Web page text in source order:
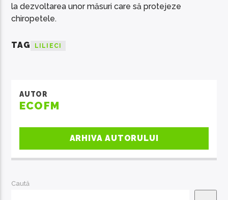
la dezvoltarea unor măsuri care să protejeze
chiropetele.
TAG LILIECI
AUTOR
ECOFM
ARHIVA AUTORULUI
Caută